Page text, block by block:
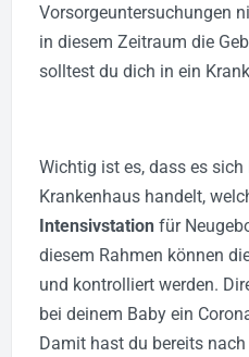
Vorsorgeuntersuchungen
in diesem Zeitraum die
solltest du dich in ein
Wichtig ist es, dass es sich
Krankenhaus handelt,
Intensivstation für
diesem Rahmen können
und kontrolliert werden.
bei deinem Baby ein
Damit hast du bereits